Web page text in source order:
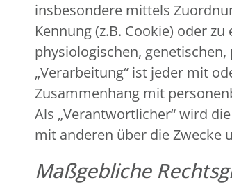
insbesondere mittels
Kennung (z.B. Cookie) oder
physiologischen,
„Verarbeitung“ ist jeder mit
Zusammenhang mit
Als „Verantwortlicher“ wird
mit anderen über die Zwecke
Maßgebliche